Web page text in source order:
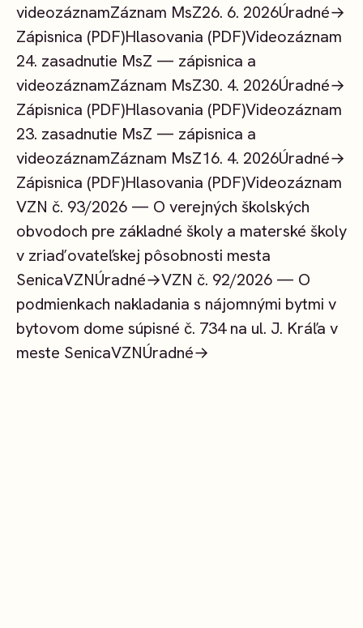
videozáznamZáznam MsZ26. 6. 2026Úradné→
Zápisnica (PDF)Hlasovania (PDF)Videozáznam
24. zasadnutie MsZ — zápisnica a
videozáznamZáznam MsZ30. 4. 2026Úradné→
Zápisnica (PDF)Hlasovania (PDF)Videozáznam
23. zasadnutie MsZ — zápisnica a
videozáznamZáznam MsZ16. 4. 2026Úradné→
Zápisnica (PDF)Hlasovania (PDF)Videozáznam
VZN č. 93/2026 — O verejných školských
obvodoch pre základné školy a materské školy
v zriaďovateľskej pôsobnosti mesta
SenicaVZNÚradné→VZN č. 92/2026 — O
podmienkach nakladania s nájomnými bytmi v
bytovom dome súpisné č. 734 na ul. J. Kráľa v
meste SenicaVZNÚradné→